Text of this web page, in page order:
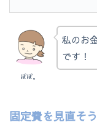
ぽぽ。
私のお
です！
固定費を見直そう